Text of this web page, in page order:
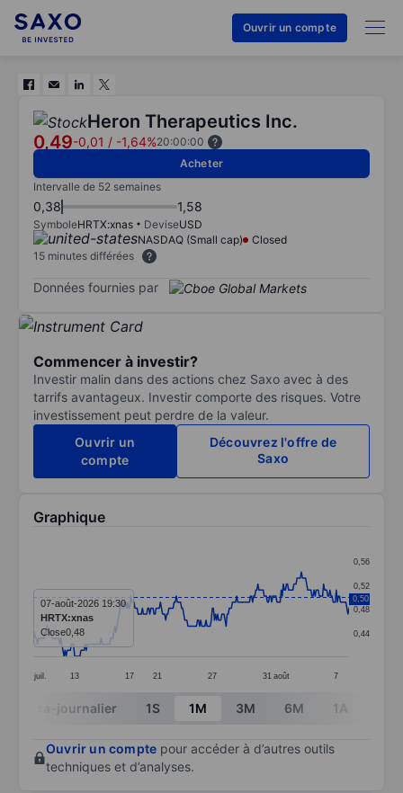
Ouvrir un compte
Heron Therapeutics Inc.
0,49-0,01 / -1,64%20:00:00
Acheter
Intervalle de 52 semaines
0,38 1,58
SymboleHRTX:xnas DeviseUSD
NASDAQ (Small cap)
Closed
15 minutes différées
Données fournies par
Commencer à investir?
Investir malin dans des actions chez Saxo avec à des
tarrifs avantageux. Investir comporte des risques. Votre
investissement peut perdre de la valeur.
Ouvrir un
compte
Découvrez l'offre de
Saxo
Graphique
The chart has 1 X axis displaying categories.
The chart has 1 Y axis displaying values. Data
juil. 13 17 21 27 31 août 7
0,44
0,48
0,52
0,56
0,50
07-août-2026 19:30
HRTX:xnas
Close0,48
End of interactive chart.
Intra-journalier 1S 1M 3M 6M 1A
Ouvrir un compte pour accéder à d’autres outils
techniques et d’analyses.